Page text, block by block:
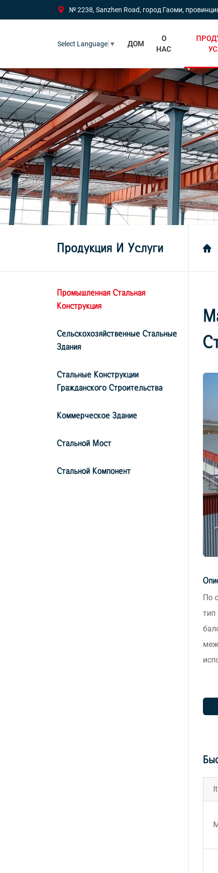
№ 2238, Sanzhen Road, город Гаоми,
ДОМ
О
НАС
Select Language ▼
Продукция И Услуги
Промышленная Стальная
Конструкция
Сельскохозяйственные Стальные
Здания
Стальные Конструкции
Гражданского Строительства
Коммерческое Здание
Стальной Мост
Стальной Компонент
По
тип